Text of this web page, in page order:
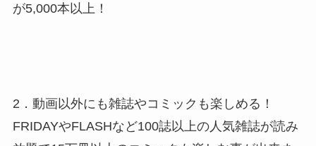
が5,000本以上！
2．動画以外にも雑誌やコミックも楽しめる！
FRIDAYやFLASHなど100誌以上の人気雑誌が読み